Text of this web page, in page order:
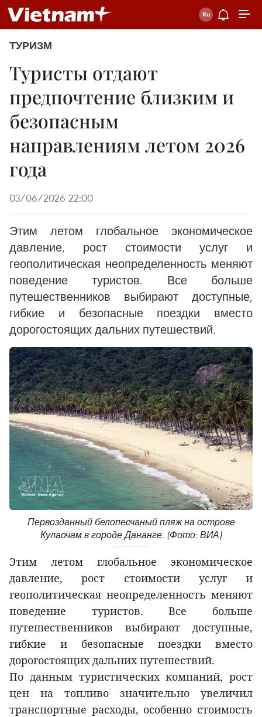
ТУРИЗМ
Туристы отдают
предпочтение близким и
безопасным
направлениям летом 2026
года
03/06/2026 22:00
Этим летом глобальное экономическое
давление, рост стоимости услуг и
геополитическая неопределенность меняют
поведение туристов. Все больше
путешественников выбирают доступные,
гибкие и безопасные поездки вместо
дорогостоящих дальних путешествий.
Первозданный белопесчаный пляж на острове
Кулаочам в городе Дананге. (Фото: ВИА)
Этим летом глобальное экономическое
давление, рост стоимости услуг и
геополитическая неопределенность меняют
поведение туристов. Все больше
путешественников выбирают доступные,
гибкие и безопасные поездки вместо
дорогостоящих дальних путешествий.
По данным туристических компаний, рост
цен на топливо значительно увеличил
транспортные расходы, особенно стоимость